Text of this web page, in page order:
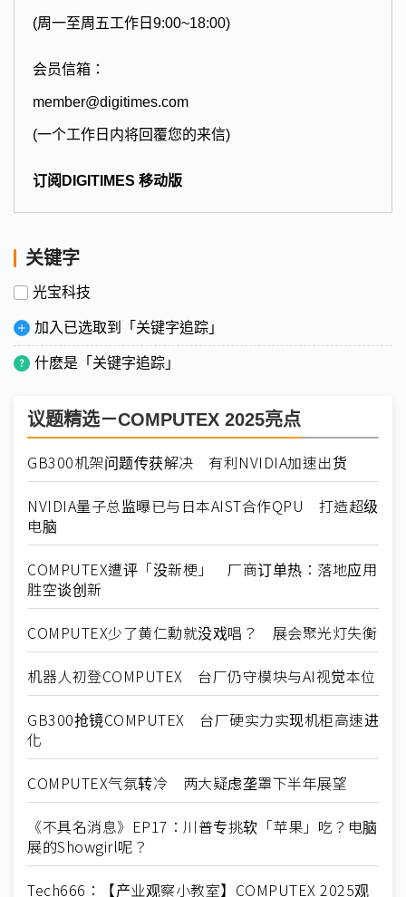
(周一至周五工作日9:00~18:00)
会员信箱：
member@digitimes.com
(一个工作日内将回覆您的来信)
订阅DIGITIMES 移动版
关键字
光宝科技
加入已选取到「关键字追踪」
什麽是「关键字追踪」
议题精选－COMPUTEX 2025亮点
GB300机架问题传获解决 有利NVIDIA加速出货
NVIDIA量子总监曝已与日本AIST合作QPU 打造超级
电脑
COMPUTEX遭评「没新梗」 厂商订单热：落地应用
胜空谈创新
COMPUTEX少了黄仁勳就没戏唱？ 展会聚光灯失衡
机器人初登COMPUTEX 台厂仍守模块与AI视觉本位
GB300抢镜COMPUTEX 台厂硬实力实现机柜高速进
化
COMPUTEX气氛转冷 两大疑虑垄罩下半年展望
《不具名消息》EP17：川普专挑软「苹果」吃？电脑
展的Showgirl呢？
Tech666：【产业观察小教室】COMPUTEX 2025观